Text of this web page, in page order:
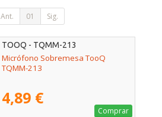
Ant. 01 Sig.
TOOQ - TQMM-213
Micrófono Sobremesa TooQ
TQMM-213
4,89 €
Comprar